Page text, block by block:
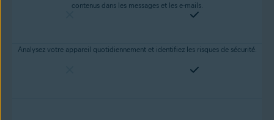
contenus dans les messages et les e-mails.
Analysez votre appareil quotidiennement et identifiez les risques de sécurité.